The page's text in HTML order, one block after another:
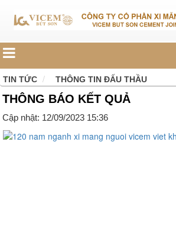
TIN TỨC THÔNG TIN ĐẤU THẦU
THÔNG BÁO KẾT QUẢ
Cập nhật: 12/09/2023 15:36